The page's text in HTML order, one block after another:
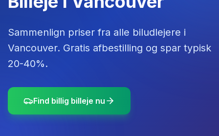
Sammenlign priser fra alle biludlejere i
Vancouver. Gratis afbestilling og spar typisk
20-40%.
Find billig billeje nu